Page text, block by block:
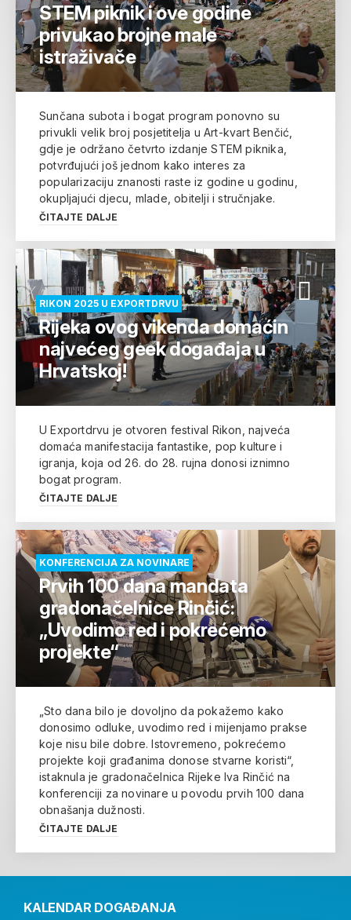
STEM piknik i ove godine
privukao brojne male
istraživače
Sunčana subota i bogat program ponovno su
privukli velik broj posjetitelja u Art-kvart Benčić,
gdje je održano četvrto izdanje STEM piknika,
potvrđujući još jednom kako interes za
popularizaciju znanosti raste iz godine u godinu,
okupljajući djecu, mlade, obitelji i stručnjake.
ČITAJTE DALJE
RIKON 2025 U EXPORTDRVU
Rijeka ovog vikenda domaćin
najvećeg geek događaja u
Hrvatskoj!
U Exportdrvu je otvoren festival Rikon, najveća
domaća manifestacija fantastike, pop kulture i
igranja, koja od 26. do 28. rujna donosi iznimno
bogat program.
ČITAJTE DALJE
KONFERENCIJA ZA NOVINARE
Prvih 100 dana mandata
gradonačelnice Rinčić:
„Uvodimo red i pokrećemo
projekte“
„Sto dana bilo je dovoljno da pokažemo kako
donosimo odluke, uvodimo red i mijenjamo prakse
koje nisu bile dobre. Istovremeno, pokrećemo
projekte koji građanima donose stvarne koristi“,
istaknula je gradonačelnica Rijeke Iva Rinčić na
konferenciji za novinare u povodu prvih 100 dana
obnašanja dužnosti.
ČITAJTE DALJE
KALENDAR DOGAĐANJA